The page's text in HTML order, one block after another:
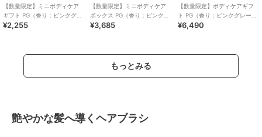
【数量限定】ミニボディケア
ギフト PG（香り：ピンクグレ
ープフルーツ）
¥2,255
【数量限定】ミニボディケア
ボックス PG（香り：ピンクグ
レープフルーツ）
¥3,685
【数量限定】ボディケアギフ
ト PG（香り：ピンクグレープ
フルーツ）
¥6,490
もっとみる
艶やかな髪へ導くヘアブラシ